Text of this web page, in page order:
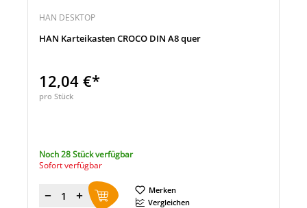
HAN DESKTOP
HAN Karteikasten CROCO DIN A8 quer
12,04 €*
pro Stück
Noch 28 Stück verfügbar
Sofort verfügbar
Menge
Merken
Vergleichen